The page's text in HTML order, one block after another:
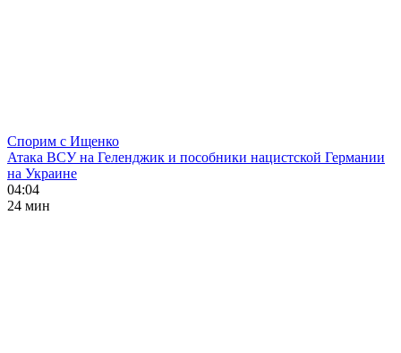
Спорим с Ищенко
Атака ВСУ на Геленджик и пособники нацистской Германии
на Украине
04:04
24 мин